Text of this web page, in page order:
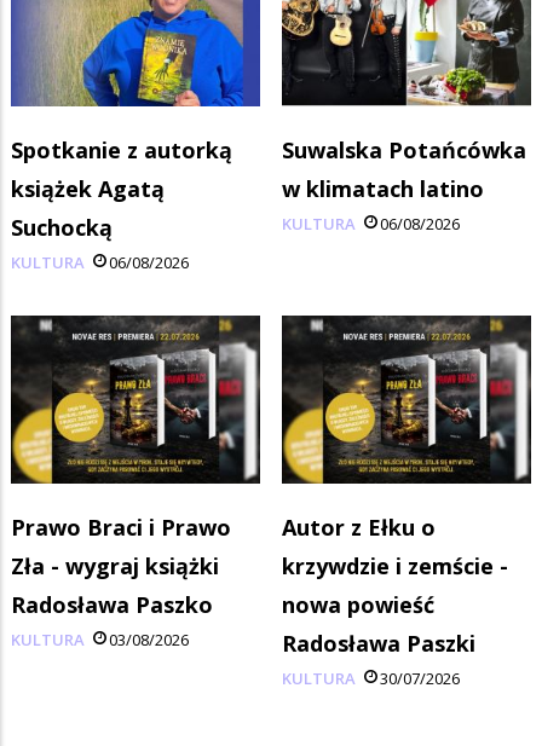
Spotkanie z autorką
książek Agatą
Suchocką
KULTURA 06/08/2026
Suwalska Potańcówka
w klimatach latino
KULTURA 06/08/2026
Prawo Braci i Prawo
Zła - wygraj książki
Radosława Paszko
KULTURA 03/08/2026
Autor z Ełku o
krzywdzie i zemście -
nowa powieść
Radosława Paszki
KULTURA 30/07/2026